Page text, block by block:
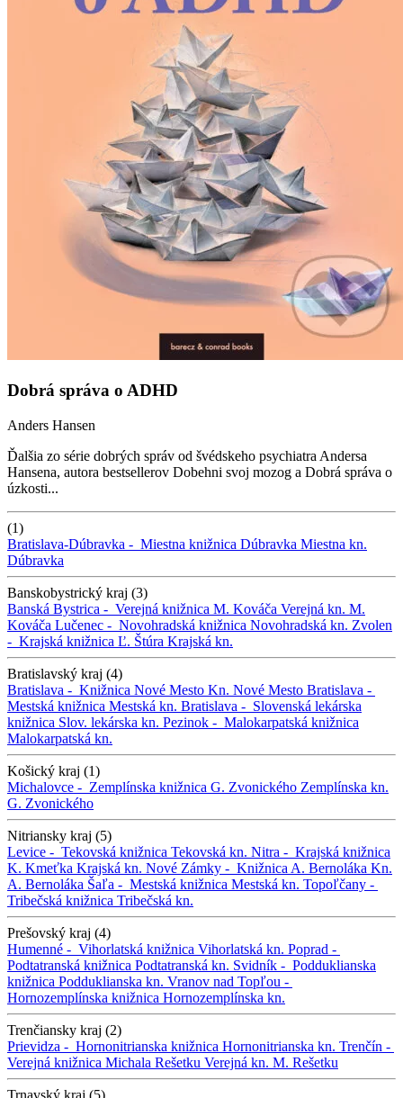
Dobrá správa o ADHD
Anders Hansen
Ďalšia zo série dobrých správ od švédskeho psychiatra Andersa
Hansena, autora bestsellerov Dobehni svoj mozog a Dobrá správa o
úzkosti...
(1)
Bratislava-Dúbravka - Miestna knižnica Dúbravka Miestna kn.
Dúbravka
Banskobystrický kraj (3)
Banská Bystrica - Verejná knižnica M. Kováča Verejná kn. M.
Kováča Lučenec - Novohradská knižnica Novohradská kn. Zvolen
- Krajská knižnica Ľ. Štúra Krajská kn.
Bratislavský kraj (4)
Bratislava - Knižnica Nové Mesto Kn. Nové Mesto Bratislava -
Mestská knižnica Mestská kn. Bratislava - Slovenská lekárska
knižnica Slov. lekárska kn. Pezinok - Malokarpatská knižnica
Malokarpatská kn.
Košický kraj (1)
Michalovce - Zemplínska knižnica G. Zvonického Zemplínska kn.
G. Zvonického
Nitriansky kraj (5)
Levice - Tekovská knižnica Tekovská kn. Nitra - Krajská knižnica
K. Kmeťka Krajská kn. Nové Zámky - Knižnica A. Bernoláka Kn.
A. Bernoláka Šaľa - Mestská knižnica Mestská kn. Topoľčany -
Tribečská knižnica Tribečská kn.
Prešovský kraj (4)
Humenné - Vihorlatská knižnica Vihorlatská kn. Poprad -
Podtatranská knižnica Podtatranská kn. Svidník - Podduklianska
knižnica Podduklianska kn. Vranov nad Topľou -
Hornozemplínska knižnica Hornozemplínska kn.
Trenčiansky kraj (2)
Prievidza - Hornonitrianska knižnica Hornonitrianska kn. Trenčín -
Verejná knižnica Michala Rešetku Verejná kn. M. Rešetku
Trnavský kraj (5)